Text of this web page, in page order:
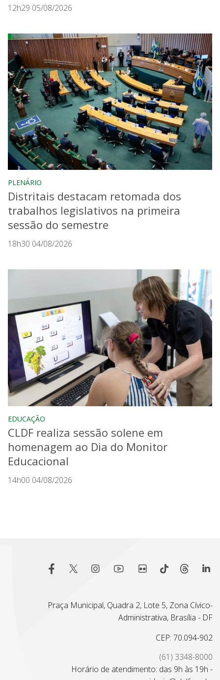
12h29 05/08/2026
PLENÁRIO
Distritais destacam retomada dos
trabalhos legislativos na primeira
sessão do semestre
18h30 04/08/2026
EDUCAÇÃO
CLDF realiza sessão solene em
homenagem ao Dia do Monitor
Educacional
14h00 04/08/2026
Praça Municipal, Quadra 2, Lote 5, Zona Cívico-
Administrativa, Brasília - DF
CEP: 70.094-902
(61) 3348-8000
Horário de atendimento: das 9h às 19h -